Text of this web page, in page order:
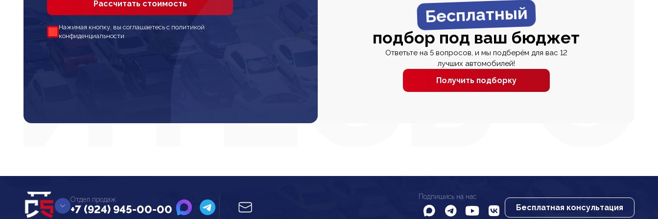
Рассчитать стоимость
Нажимая кнопку, вы соглашаетесь с политикой
конфиденциальности
Бесплатный
подбор под ваш бюджет
Ответьте на 5 вопросов, и мы подберём для вас 12
лучших автомобилей!
Получить подборку
Отдел продаж
+7 (924) 945-00-00
Подпишись на нас
Бесплатная консультация